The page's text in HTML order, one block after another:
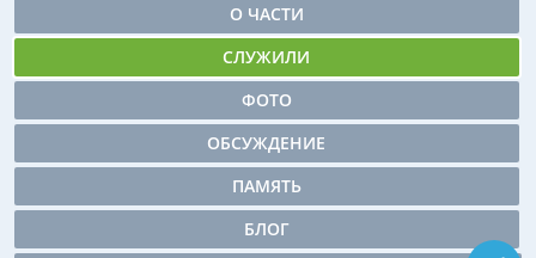
О ЧАСТИ
СЛУЖИЛИ
ФОТО
ОБСУЖДЕНИЕ
ПАМЯТЬ
БЛОГ